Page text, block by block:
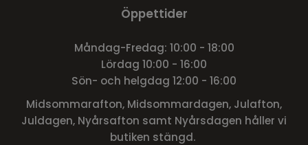
Öppettider
Måndag-Fredag: 10:00 - 18:00
Lördag 10:00 - 16:00
Sön- och helgdag 12:00 - 16:00
Midsommarafton, Midsommardagen, Julafton,
Juldagen, Nyårsafton samt Nyårsdagen håller vi
butiken stängd.